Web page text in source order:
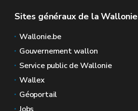
Sites généraux de la Wallonie
Wallonie.be
Gouvernement wallon
Service public de Wallonie
Wallex
Géoportail